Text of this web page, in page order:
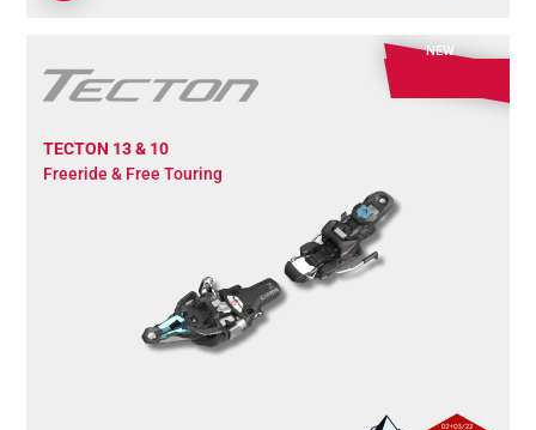
NEW
TECTON 13 & 10
Freeride & Free Touring